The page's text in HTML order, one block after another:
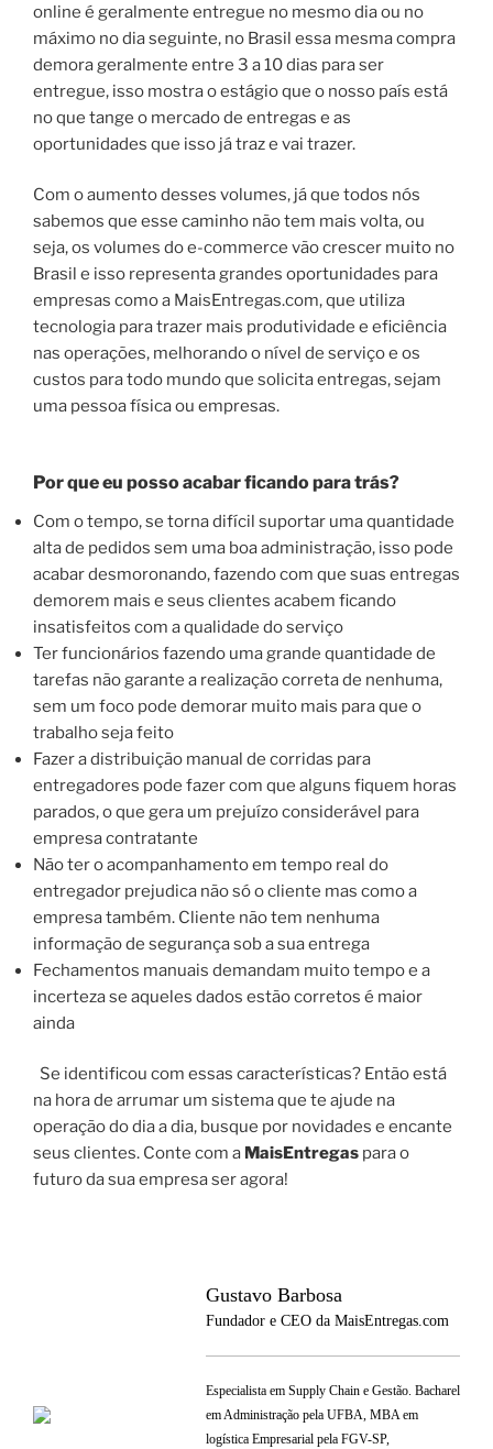
online é geralmente entregue no mesmo dia ou no
máximo no dia seguinte, no Brasil essa mesma compra
demora geralmente entre 3 a 10 dias para ser
entregue, isso mostra o estágio que o nosso país está
no que tange o mercado de entregas e as
oportunidades que isso já traz e vai trazer.
Com o aumento desses volumes, já que todos nós
sabemos que esse caminho não tem mais volta, ou
seja, os volumes do e-commerce vão crescer muito no
Brasil e isso representa grandes oportunidades para
empresas como a MaisEntregas.com, que utiliza
tecnologia para trazer mais produtividade e eficiência
nas operações, melhorando o nível de serviço e os
custos para todo mundo que solicita entregas, sejam
uma pessoa física ou empresas.
Por que eu posso acabar ficando para trás?
Com o tempo, se torna difícil suportar uma quantidade
alta de pedidos sem uma boa administração, isso pode
acabar desmoronando, fazendo com que suas entregas
demorem mais e seus clientes acabem ficando
insatisfeitos com a qualidade do serviço
Ter funcionários fazendo uma grande quantidade de
tarefas não garante a realização correta de nenhuma,
sem um foco pode demorar muito mais para que o
trabalho seja feito
Fazer a distribuição manual de corridas para
entregadores pode fazer com que alguns fiquem horas
parados, o que gera um prejuízo considerável para
empresa contratante
Não ter o acompanhamento em tempo real do
entregador prejudica não só o cliente mas como a
empresa também. Cliente não tem nenhuma
informação de segurança sob a sua entrega
Fechamentos manuais demandam muito tempo e a
incerteza se aqueles dados estão corretos é maior
ainda
Se identificou com essas características? Então está
na hora de arrumar um sistema que te ajude na
operação do dia a dia, busque por novidades e encante
seus clientes. Conte com a MaisEntregas para o
futuro da sua empresa ser agora!
Gustavo Barbosa
Fundador e CEO da MaisEntregas.com
Especialista em Supply Chain e Gestão. Bacharel
em Administração pela UFBA, MBA em
logística Empresarial pela FGV-SP,